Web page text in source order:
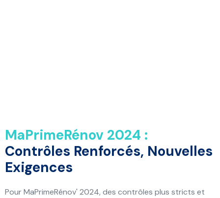
MaPrimeRénov 2024 :
Contrôles Renforcés, Nouvelles
Exigences
Pour MaPrimeRénov' 2024, des contrôles plus stricts et